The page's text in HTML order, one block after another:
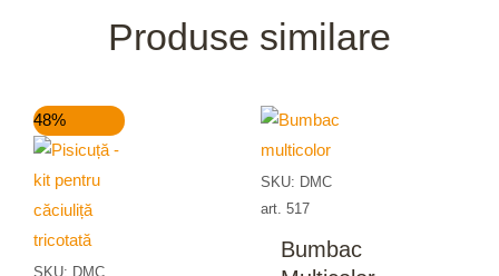
Produse similare
48%
SKU: DMC
Prețul
inițial
a
29,00 lei.
Prețul
curent
este:
SKU: DMC
art. 517
Bumbac